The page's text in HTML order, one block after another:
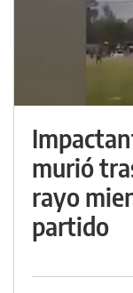
murió
rayo
partido